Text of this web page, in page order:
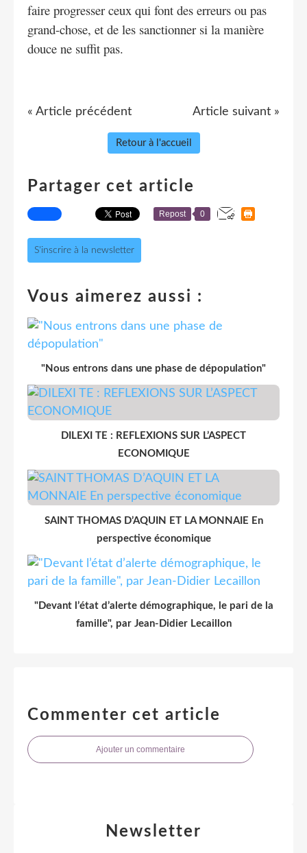
faire progresser ceux qui font des erreurs ou pas
grand-chose, et de les sanctionner si la manière
douce ne suffit pas.
« Article précédent Article suivant »
Retour à l'accueil
Partager cet article
Repost 0
S'inscrire à la newsletter
Vous aimerez aussi :
"Nous entrons dans une phase de dépopulation"
DILEXI TE : REFLEXIONS SUR L’ASPECT
ECONOMIQUE
SAINT THOMAS D’AQUIN ET LA MONNAIE En
perspective économique
"Devant l’état d’alerte démographique, le pari de la
famille", par Jean-Didier Lecaillon
Commenter cet article
Ajouter un commentaire
Newsletter